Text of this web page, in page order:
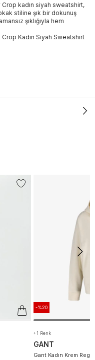
kadın siyah sweatshirt,
stiline şık bir dokunuş
şıklığıyla hem
Kadın Siyah Sweatshirt
-%20
+1 Renk
GANT
Gant Kadın Krem